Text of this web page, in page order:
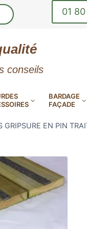
01
conseils
LAMES DE
EN
LAMES DE
RÉSINE
LAMES DE
GARDE-CORPS
INOX
BARDAGE
FAÇADE
GRIPSURE EN PIN